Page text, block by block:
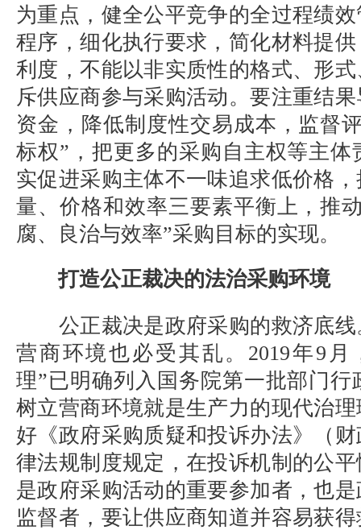
为重点，健全公平竞争的全过程绩
程序，细化执行要求，简化材料提
利度，不能以非实质性的格式、形
斥供应商参与采购活动。要注重结
资金，降低制度性交易成本，监督
标权”，把更多的采购自主权等主
实促进采购主体不一味追求低价格
量、价格和效率三要素平衡上，推
腐、良治与效率”采购目标的实现。
打造公正裁决的法治采购环境
公正裁决是政府采购的救济底
营商环境也必受其乱。 2019年9 月
理”已明确列入国务院第一批部门
树立营商环境就是生产力的现代治
好《政府采购质疑和投诉办法》（
律法规制度规定，在投诉机制的公
是政府采购活动的重要参加者，也
监督者，要让供应商知道并容易获